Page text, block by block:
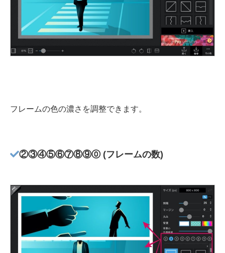
フレームの色の濃さを調整できます。
②③④⑤⑥⑦⑧⑨⓪ (フレームの数)